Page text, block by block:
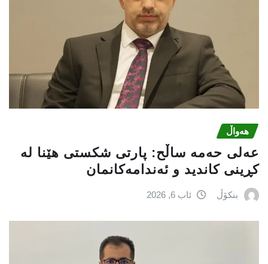
هەواڵ
عه‌لی‌ حه‌مه‌ ساڵح: پارتی‌ شكستی‌ هێنا له‌
كڕینی‌ كاندید و ئه‌ندامه‌كانمان
بنکۆڵ ئاب 6, 2026